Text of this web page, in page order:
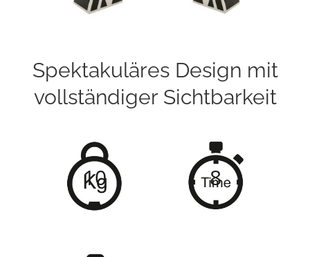
Spektakuläres Design mit
vollständiger Sichtbarkeit
10 8